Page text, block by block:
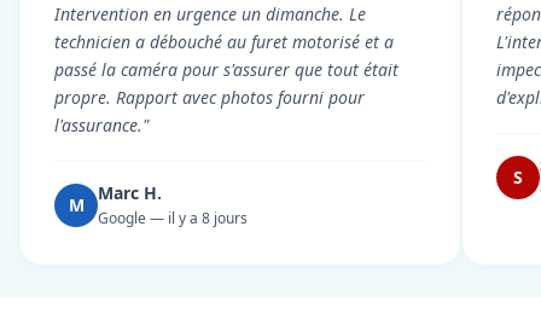
Intervention en urgence un dimanche. Le
technicien a débouché au furet motorisé et a
passé la caméra pour s'assurer que tout était
propre. Rapport avec photos fourni pour
l'assurance."
M
Marc H.
Google — il y a 8 jours
S